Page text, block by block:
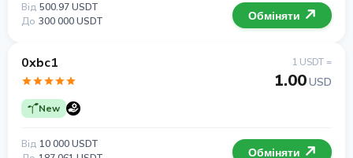
Від 500.97 USDT
До 300 000 USDT Обміняти
0xbc1
New
1 USDT =
1.00USD
Від 10 000 USDT
Обміняти